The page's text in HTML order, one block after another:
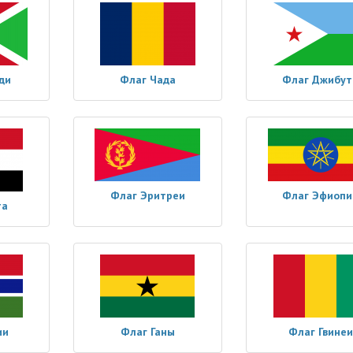
Флаг Чада Флаг
Флаг Эритреи Флаг
Флаг Ганы Флаг Гвинеи